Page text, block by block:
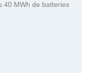
40 MWh de batteries